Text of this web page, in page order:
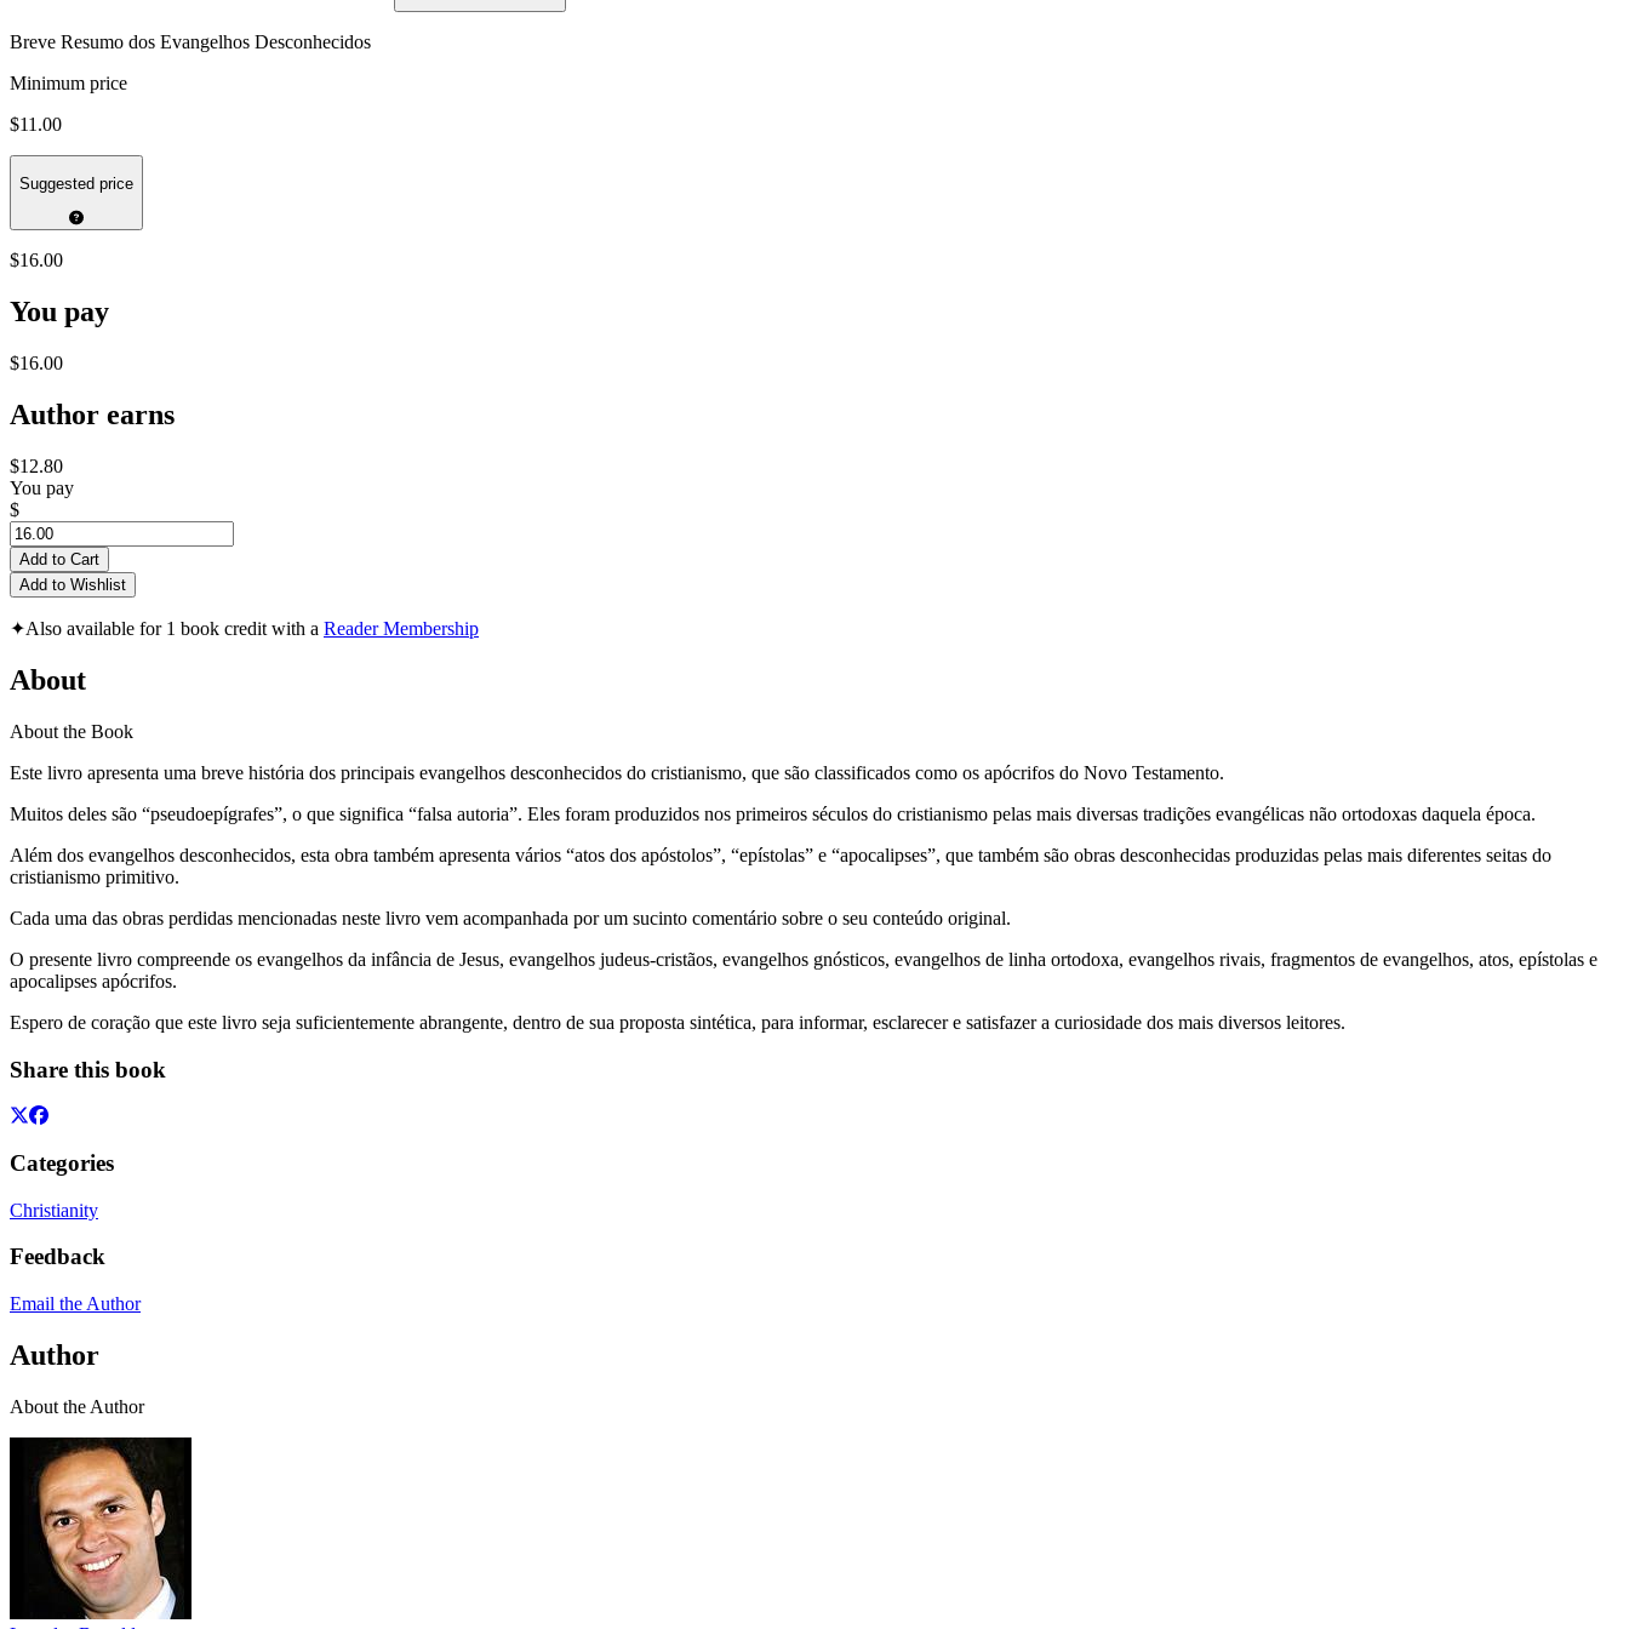
Breve Resumo dos Evangelhos Desconhecidos
Minimum price
$11.00
Suggested price
$16.00
You pay
$16.00
Author earns
$12.80
You pay
$
Add to Cart
Add to Wishlist
✦Also available for 1 book credit with a Reader Membership
About
About the Book
Este livro apresenta uma breve história dos principais evangelhos desconhecidos do cristianismo, que são classificados como os apócrifos do Novo Testamento.
Muitos deles são “pseudoepígrafes”, o que significa “falsa autoria”. Eles foram produzidos nos primeiros séculos do cristianismo pelas mais diversas tradições evangélicas não ortodoxas daquela época.
Além dos evangelhos desconhecidos, esta obra também apresenta vários “atos dos apóstolos”, “epístolas” e “apocalipses”, que também são obras desconhecidas produzidas pelas mais diferentes seitas do
cristianismo primitivo.
Cada uma das obras perdidas mencionadas neste livro vem acompanhada por um sucinto comentário sobre o seu conteúdo original.
O presente livro compreende os evangelhos da infância de Jesus, evangelhos judeus-cristãos, evangelhos gnósticos, evangelhos de linha ortodoxa, evangelhos rivais, fragmentos de evangelhos, atos, epístolas e
apocalipses apócrifos.
Espero de coração que este livro seja suficientemente abrangente, dentro de sua proposta sintética, para informar, esclarecer e satisfazer a curiosidade dos mais diversos leitores.
Share this book
Categories
Christianity
Feedback
Email the Author
Author
About the Author